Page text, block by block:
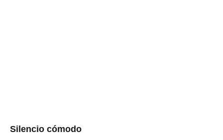
Silencio cómodo